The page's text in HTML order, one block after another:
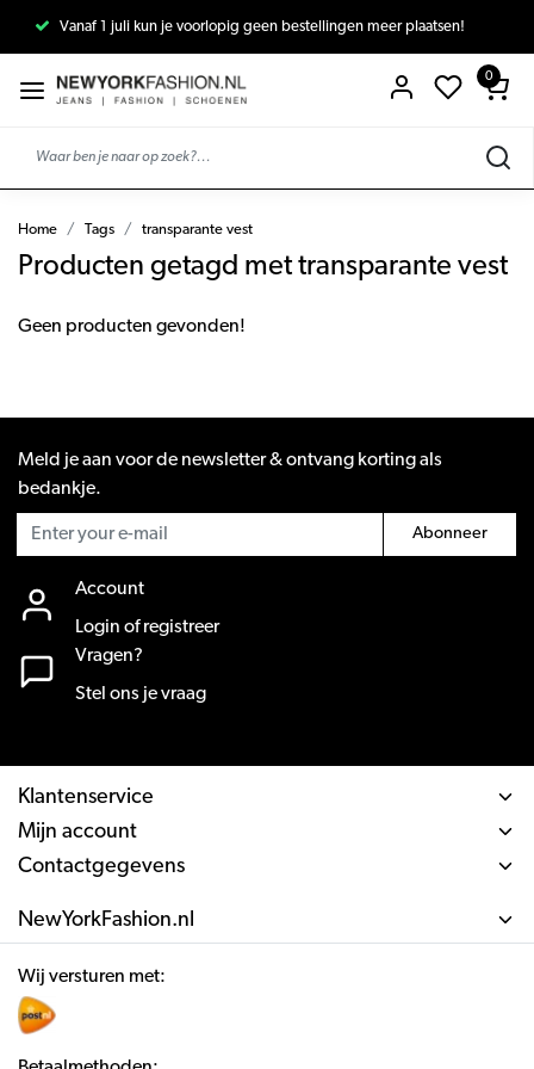
Vanaf 1 juli kun je voorlopig geen bestellingen meer plaatsen!
0
Home Tags transparante vest
Producten getagd met transparante vest
Geen producten gevonden!
Meld je aan voor de newsletter & ontvang korting als
bedankje.
Abonneer
Account
Login of registreer
Vragen?
Stel ons je vraag
Klantenservice
Mijn account
Contactgegevens
NewYorkFashion.nl
Wij versturen met: